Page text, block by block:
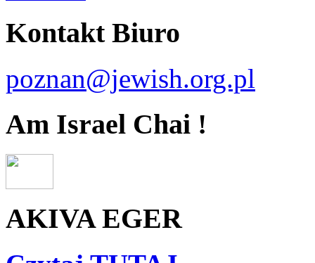
Kontakt Biuro
poznan@jewish.org.pl
Am Israel Chai !
AKIVA EGER